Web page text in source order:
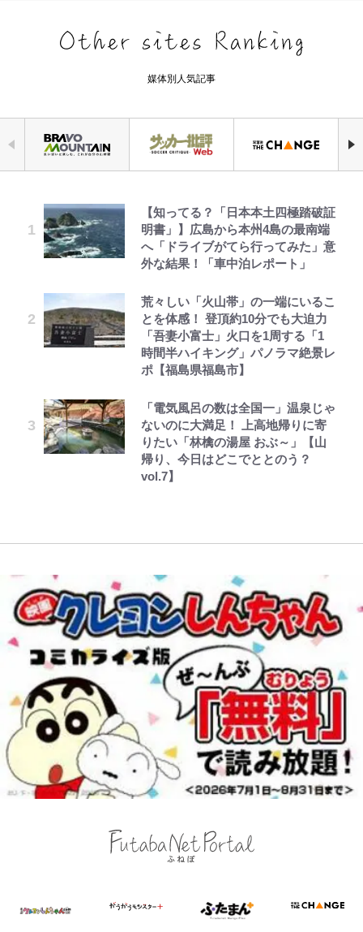
媒体別人気記事
【知ってる？「日本本土四極踏破証
明書」】広島から本州4島の最南端
へ「ドライブがてら行ってみた」意
外な結果！「車中泊レポート」
荒々しい「火山帯」の一端にいるこ
とを体感！ 登頂約10分でも大迫力
「吾妻小富士」火口を1周する「1
時間半ハイキング」パノラマ絶景レ
ポ【福島県福島市】
「電気風呂の数は全国一」温泉じゃ
ないのに大満足！ 上高地帰りに寄
りたい「林檎の湯屋 おぶ～」【山
帰り、今日はどこでととのう？
vol.7】
｢最後の1枚…ワルぃゎ〜｣鈴木優磨
が激勝翌日に写真12枚投稿→渾身
の“煽りショット”に興奮！｢最後の
1枚までの壮大なフリ｣｢知念くんの
｢なんじゃこりゃあああ！｣本田圭
佑の古巣ミラン、漆黒×蛍光レッド
の超絶クールな新サードユニに世界
が熱狂｢サードなのにズルい｣｢こり
｢知念さんを煽ってたのと同じ
人？｣鹿島・鈴木優磨、大逆転勝利
後の“超・優等生インタビュー”が
話題！｢試合中とのギャップw｣｢礼
錦織一清の写真集はなぜ私服なの
か…高級ブランドをやめ等身大の自
分を表現する現在「ちゃんとおじい
ちゃんに」
「のりの芝居は観たいと」藤原紀香
が明かす夫・片岡愛之助との関係
性…互いに一番のお客さんで刺激を
もらう存在
ィア活動の原動力は…「偽善者だ」
との声も跳ね返す“誰かの役に立ち
たい”という思い
えびめしの流儀
でっかい男になりたいゾ
宮崎麗果、“10キロ減”告白後の背
骨・肋骨くっきりトレ姿に「痩せ過
ぎてませんか」心配の声も 夫・黒
木啓司にはDV巡る逮捕報道
村上佳菜子、“遠距離結婚”の夫と
の再会にデレデレ…顔出し公開
「愛が足りない」不満を漏らしてい
た過去も
「顔パンパンだったのに」反響 視
聴者が想った激変の納得理由
空の轍と大地の雲と 第1回
レビュー『仮面家族』悠木シュン・
著
「自分の絵ごと、このジャンルはそ
ろそろ終わりかな」江口寿史が炎上
を経て樋口毅宏に語ったこと
霊、未確認生命体まで…昭和キッズ
を震え上がらせた「恐怖のテレビ番
組」
「ハイキュー!! おせち2027」の予
した三段重にファン感激「エモすぎ
る」
公式-ヒロインが来る前に妊娠しま
した~詰んだはずの悪役令嬢です
が、どうやら違うようです~ 第1話
辺境ライフ ~中年男が回復スキルに
覚醒して、英雄へ成り上がる~ 第82
話(1)
公式-聖女じゃないと追放されたの
を握る 第53話(1)